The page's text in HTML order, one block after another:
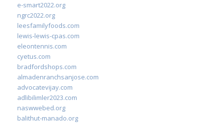
e-smart2022.org
ngrc2022.org
leesfamilyfoods.com
lewis-lewis-cpas.com
eleontennis.com
cyetus.com
bradfordshops.com
almadenranchsanjose.com
advocatevijay.com
adlibilimler2023.com
naswwebed.org
balithut-manado.org